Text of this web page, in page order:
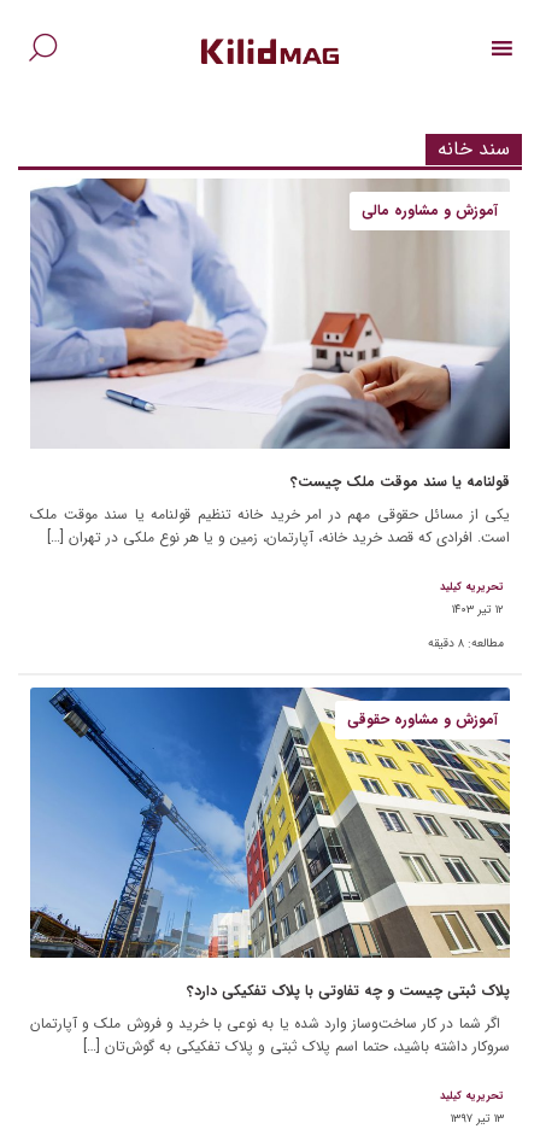
سند خانه
آموزش و مشاوره مالی
قولنامه یا سند موقت ملک چیست؟
یکی از مسائل حقوقی مهم در امر خرید خانه تنظیم قولنامه یا سند موقت ملک
است. افرادی که قصد خرید خانه، آپارتمان، زمین و یا هر نوع ملکی در تهران […]
تحریریه کیلید
۱۲ تیر ۱۴۰۳
مطالعه: ۸ دقیقه
آموزش و مشاوره حقوقی
پلاک ثبتی چیست و چه تفاوتی با پلاک تفکیکی دارد؟
اگر شما در کار ساخت‌وساز وارد شده یا به نوعی با خرید و فروش ملک و آپارتمان
سروکار داشته باشید، حتما اسم پلاک ثبتی و پلاک تفکیکی به گوش‌تان […]
تحریریه کیلید
۱۳ تیر ۱۳۹۷